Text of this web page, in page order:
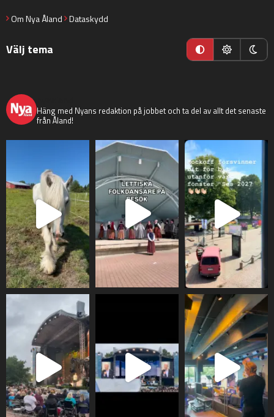
Om Nya Åland Dataskydd
Välj tema
Häng med Nyans redaktion på jobbet och ta del av allt det senaste
från Åland!